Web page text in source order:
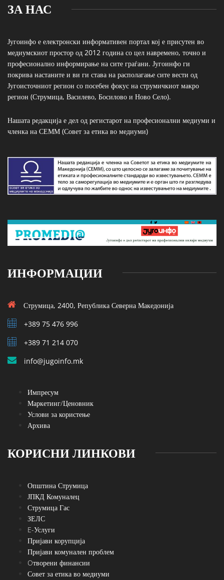
ЗА НАС
Југоинфо е електронски информативен портал кој е присутен во
медиумскиот простор од 2012 година со цел навремено, точно и
професионално информирање на сите граѓани. Југоинфо ги
покрива настаните и ви ги става на располагање сите вести од
Југоисточниот регион со посебен фокус на струмичкиот макро
регион (Струмица, Василево, Босилово и Ново Село).
Нашата редакција е дел од регистарот на професионални медиуми и
членка на СЕММ (Совет за етика во медиуми)
ИНФОРМАЦИИ
Струмица, 2400, Република Северна Македонија
+389 75 476 996
+389 71 214 070
info@jugoinfo.mk
Импресум
Маркетинг/Ценовник
Услови за користење
Архива
КОРИСНИ ЛИНКОВИ
Општина Струмица
ЈПКД Комуналец
Струмица Гас
ЗЕЛС
E-Услуги
Пријави корупција
Пријави комунален проблем
Oтворени финансии
Совет за етика во медиуми